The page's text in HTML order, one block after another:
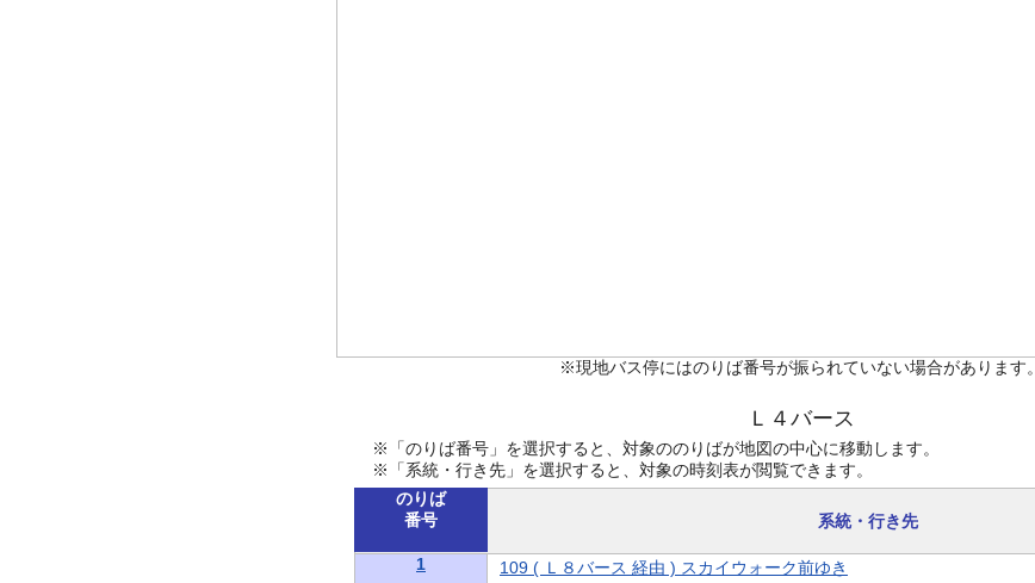
※現地バス停にはのりば番号が振られていない場合があります。
Ｌ４バース
※「のりば番号」を選択すると、対象ののりばが地図の中心に移動します。
※「系統・行き先」を選択すると、対象の時刻表が閲覧できます。
のりば
番号
系統・行き先
1 109 ( Ｌ８バース 経由 ) スカイウォーク前ゆき